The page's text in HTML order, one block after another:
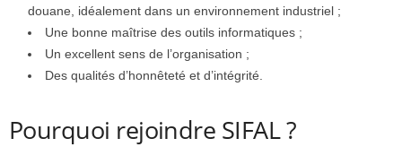
douane, idéalement dans un environnement industriel ;
Une bonne maîtrise des outils informatiques ;
Un excellent sens de l’organisation ;
Des qualités d’honnêteté et d’intégrité.
Pourquoi rejoindre SIFAL ?